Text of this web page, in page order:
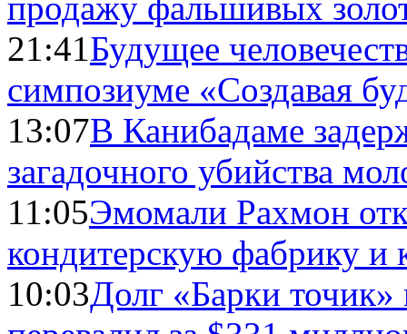
продажу фальшивых
21:41Будущее
симпозиуме «Создавая
13:07В Канибадаме
загадочного убийства
11:05Эмомали Рахмон
кондитерскую фабрику и
10:03Долг «Барки